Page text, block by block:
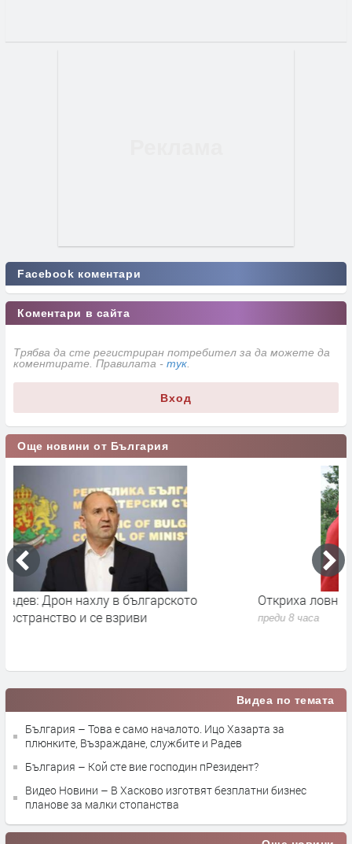
Facebook коментари
Коментари в сайта
Трябва да сте регистриран потребител за да можете да
коментирате. Правилата - тук
Вход
Още новини от България
Откриха ловния сезон за прелетен дивеч в България
преди 8 часа
Видеа по темата
България – Това е само началото. Ицо Хазарта за
плюнките, Възраждане, службите и Радев
България – Кой сте вие господин пРезидент?
Видео Новини – В Хасково изготвят безплатни бизнес
планове за малки стопанства